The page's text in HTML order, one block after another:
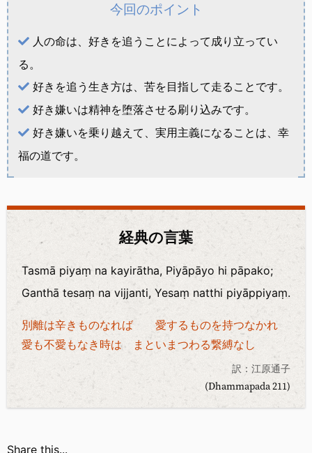
今回のポイント
人の命は、好きを追うことによって成り立ってい
る。
好きを追う生き方は、苦を目指して走ることです。
好き嫌いは精神を堕落させる刷り込みです。
好き嫌いを乗り越えて、実用主義になることは、幸
福の道です。
経典の言葉
Tasmā piyaṃ na kayirātha, Piyāpāyo hi pāpako;
Ganthā tesaṃ na vijjanti, Yesaṃ natthi piyāppiyaṃ.
別離は辛きものなれば 愛するものを持つなかれ
愛も不愛もなき時は まといまつわる繋縛なし
訳：江原通子
(Dhammapada 211)
Share this...